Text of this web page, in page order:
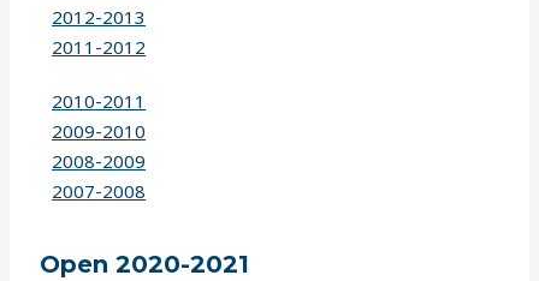
2012-2013
2011-2012
2010-2011
2009-2010
2008-2009
2007-2008
Open 2020-2021